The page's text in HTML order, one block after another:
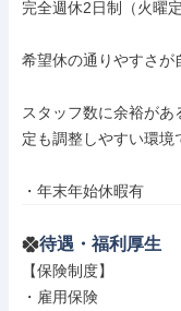
完全週休2日制（火曜
希望休の通りやすさが
スタッフ数に余裕が
定も調整しやすい環境
・年末年始休暇有
待遇・福利厚生
【保険制度】
・雇用保険